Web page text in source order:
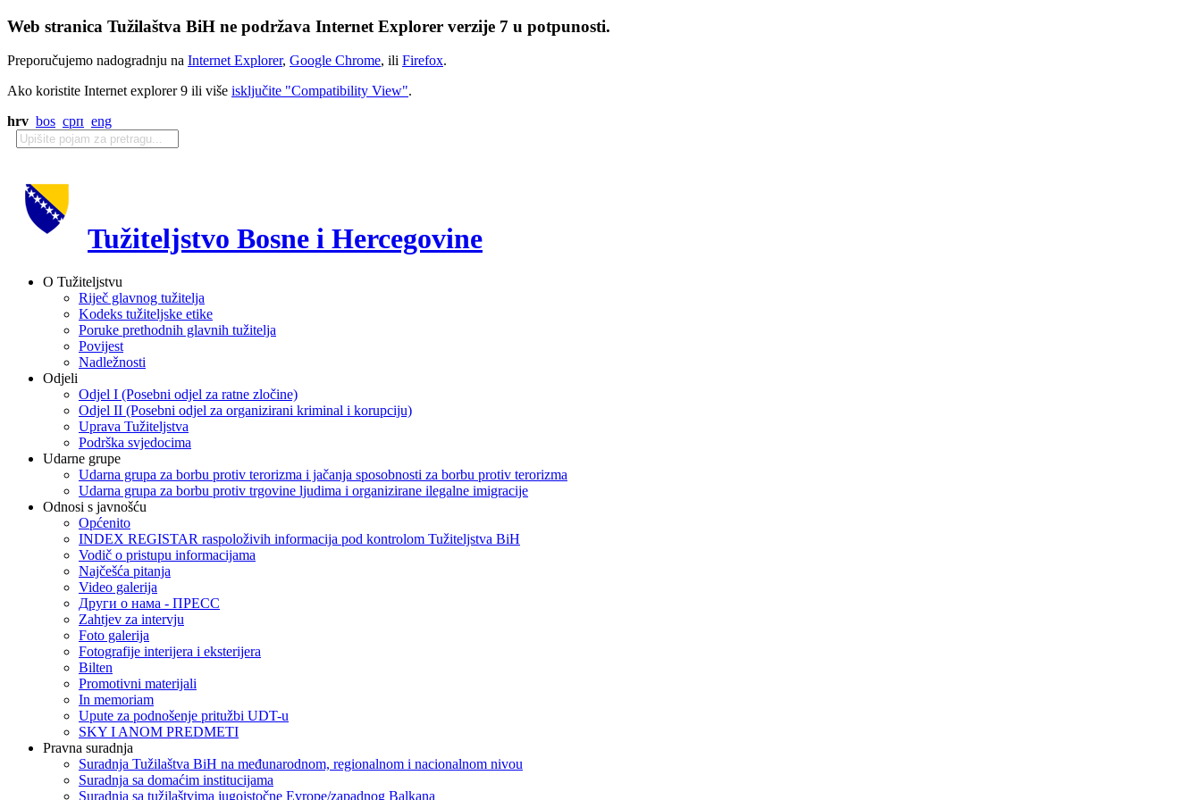
Web stranica Tužilaštva BiH ne podržava Internet Explorer verzije 7 u potpunosti.
Preporučujemo nadogradnju na Internet Explorer, Google Chrome, ili Firefox.
Ako koristite Internet explorer 9 ili više isključite "Compatibility View".
hrv bos срп eng
Tužiteljstvo Bosne i Hercegovine
O Tužiteljstvu
Riječ glavnog tužitelja
Kodeks tužiteljske etike
Poruke prethodnih glavnih tužitelja
Povijest
Nadležnosti
Odjeli
Odjel I (Posebni odjel za ratne zločine)
Odjel II (Posebni odjel za organizirani kriminal i korupciju)
Uprava Tužiteljstva
Podrška svjedocima
Udarne grupe
Udarna grupa za borbu protiv terorizma i jačanja sposobnosti za borbu protiv terorizma
Udarna grupa za borbu protiv trgovine ljudima i organizirane ilegalne imigracije
Odnosi s javnošću
Općenito
INDEX REGISTAR raspoloživih informacija pod kontrolom Tužiteljstva BiH
Vodič o pristupu informacijama
Najčešća pitanja
Video galerija
Други о нама - ПРЕСC
Zahtjev za intervju
Foto galerija
Fotografije interijera i eksterijera
Bilten
Promotivni materijali
In memoriam
Upute za podnošenje pritužbi UDT-u
SKY I ANOM PREDMETI
Pravna suradnja
Suradnja Tužilaštva BiH na međunarodnom, regionalnom i nacionalnom nivou
Suradnja sa domaćim institucijama
Suradnja sa tužilaštvima jugoistočne Evrope/zapadnog Balkana